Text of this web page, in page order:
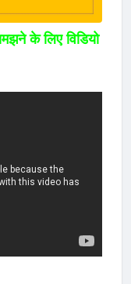
के लिए विडियो